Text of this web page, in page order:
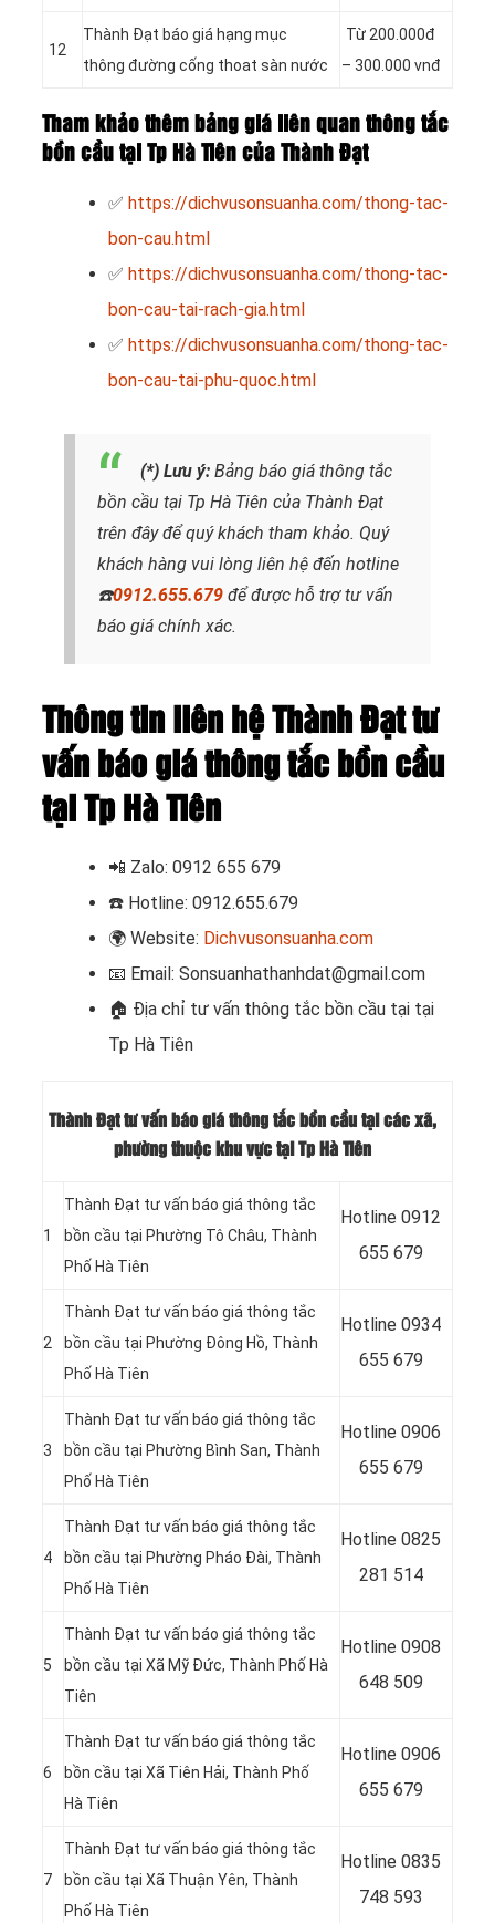
12
Thành Đạt báo giá hạng mục
thông đường cống thoat sàn nước
Từ 200.000đ
– 300.000 vnđ
Tham khảo thêm bảng giá liên quan thông tắc
bồn cầu tại Tp Hà Tiên của Thành Đạt
✅ https://dichvusonsuanha.com/thong-tac-
bon-cau.html
✅ https://dichvusonsuanha.com/thong-tac-
bon-cau-tai-rach-gia.html
✅ https://dichvusonsuanha.com/thong-tac-
bon-cau-tai-phu-quoc.html
(*) Lưu ý: Bảng báo giá thông tắc
bồn cầu tại Tp Hà Tiên của Thành Đạt
trên đây để quý khách tham khảo. Quý
khách hàng vui lòng liên hệ đến hotline
☎️0912.655.679 để được hỗ trợ tư vấn
báo giá chính xác.
Thông tin liên hệ Thành Đạt tư
vấn báo giá thông tắc bồn cầu
tại Tp Hà Tiên
📲 Zalo: 0912 655 679
☎️ Hotline: 0912.655.679
🌍 Website: Dichvusonsuanha.com
📧 Email: Sonsuanhathanhdat@gmail.com
🏠 Địa chỉ tư vấn thông tắc bồn cầu tại tại
Tp Hà Tiên
Thành Đạt tư vấn báo giá thông tắc bồn cầu tại các xã,
phường thuộc khu vực tại Tp Hà Tiên
1
Thành Đạt tư vấn báo giá thông tắc
bồn cầu tại Phường Tô Châu, Thành
Phố Hà Tiên
Hotline 0912
655 679
2
Thành Đạt tư vấn báo giá thông tắc
bồn cầu tại Phường Đông Hồ, Thành
Phố Hà Tiên
Hotline 0934
655 679
3
Thành Đạt tư vấn báo giá thông tắc
bồn cầu tại Phường Bình San, Thành
Phố Hà Tiên
Hotline 0906
655 679
4
Thành Đạt tư vấn báo giá thông tắc
bồn cầu tại Phường Pháo Đài, Thành
Phố Hà Tiên
Hotline 0825
281 514
5
Thành Đạt tư vấn báo giá thông tắc
bồn cầu tại Xã Mỹ Đức, Thành Phố Hà
Tiên
Hotline 0908
648 509
6
Thành Đạt tư vấn báo giá thông tắc
bồn cầu tại Xã Tiên Hải, Thành Phố
Hà Tiên
Hotline 0906
655 679
7
Thành Đạt tư vấn báo giá thông tắc
bồn cầu tại Xã Thuận Yên, Thành
Phố Hà Tiên
Hotline 0835
748 593